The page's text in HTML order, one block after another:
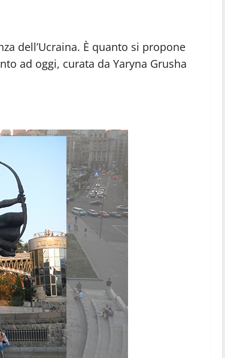
dell’Ucraina. È quanto si propone
ad oggi, curata da Yaryna Grusha